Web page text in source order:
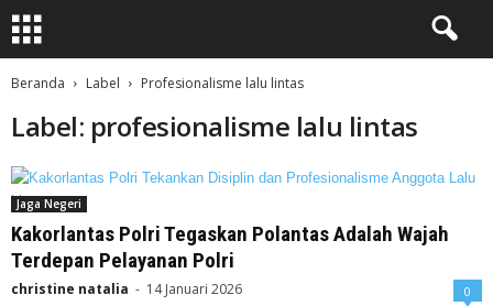
Beranda Label Profesionalisme lalu lintas
Label: profesionalisme lalu lintas
Jaga Negeri
Kakorlantas Polri Tegaskan Polantas Adalah Wajah
Terdepan Pelayanan Polri
christine natalia - 14 Januari 2026 0